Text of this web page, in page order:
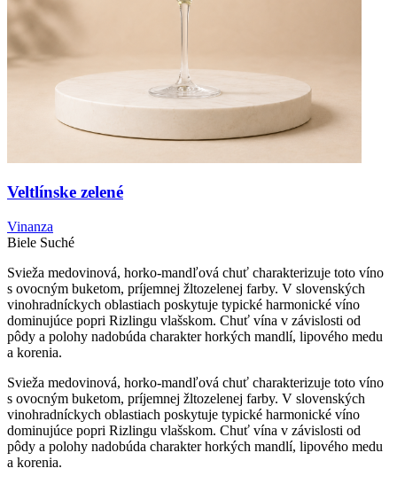
Veltlínske zelené
Vinanza
Biele Suché
Svieža medovinová, horko-mandľová chuť charakterizuje toto víno
s ovocným buketom, príjemnej žltozelenej farby. V slovenských
vinohradníckych oblastiach poskytuje typické harmonické víno
dominujúce popri Rizlingu vlašskom. Chuť vína v závislosti od
pôdy a polohy nadobúda charakter horkých mandlí, lipového medu
a korenia.
Svieža medovinová, horko-mandľová chuť charakterizuje toto víno
s ovocným buketom, príjemnej žltozelenej farby. V slovenských
vinohradníckych oblastiach poskytuje typické harmonické víno
dominujúce popri Rizlingu vlašskom. Chuť vína v závislosti od
pôdy a polohy nadobúda charakter horkých mandlí, lipového medu
a korenia.